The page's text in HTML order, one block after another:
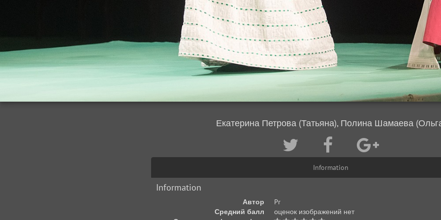
Екатерина Петрова (Татьяна), Полина Шамаева
Information
Information
Автор
Pr
Средний балл
оценок изображений нет